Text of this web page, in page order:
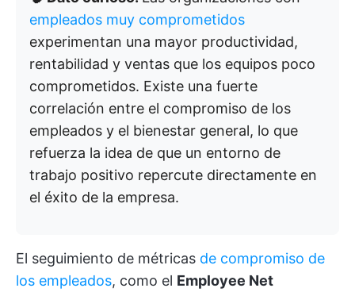
empleados muy comprometidos
experimentan una mayor productividad,
rentabilidad y ventas que los equipos poco
comprometidos. Existe una fuerte
correlación entre el compromiso de los
empleados y el bienestar general, lo que
refuerza la idea de que un entorno de
trabajo positivo repercute directamente en
el éxito de la empresa.
El seguimiento de métricas de compromiso de
los empleados, como el Employee Net